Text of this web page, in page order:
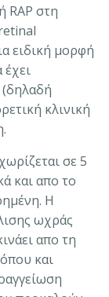
RAP στη
ειδική μορφή
έχει
(δηλαδή
κλινική
σε 5
και απο το
Η
ωχράς
απο τη
και